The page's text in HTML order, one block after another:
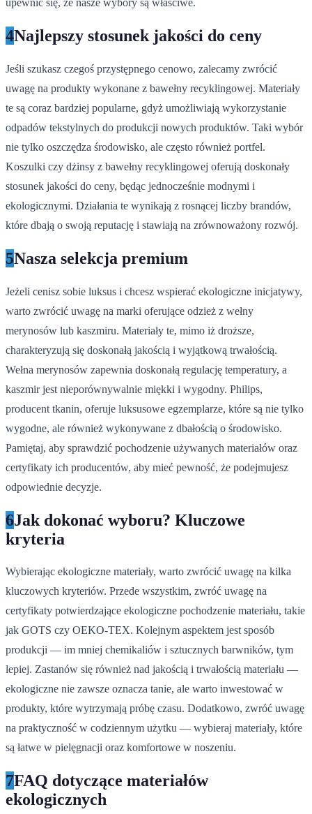
upewnić się, że nasze wybory są właściwe.
4Najlepszy stosunek jakości do ceny
Jeśli szukasz czegoś przystępnego cenowo, zalecamy zwrócić
uwagę na produkty wykonane z bawełny recyklingowej. Materiały
te są coraz bardziej popularne, gdyż umożliwiają wykorzystanie
odpadów tekstylnych do produkcji nowych produktów. Taki wybór
nie tylko oszczędza środowisko, ale często również portfel.
Koszulki czy dżinsy z bawełny recyklingowej oferują doskonały
stosunek jakości do ceny, będąc jednocześnie modnymi i
ekologicznymi. Działania te wynikają z rosnącej liczby brandów,
które dbają o swoją reputację i stawiają na zrównoważony rozwój.
5Nasza selekcja premium
Jeżeli cenisz sobie luksus i chcesz wspierać ekologiczne inicjatywy,
warto zwrócić uwagę na marki oferujące odzież z wełny
merynosów lub kaszmiru. Materiały te, mimo iż droższe,
charakteryzują się doskonałą jakością i wyjątkową trwałością.
Wełna merynosów zapewnia doskonałą regulację temperatury, a
kaszmir jest nieporównywalnie miękki i wygodny. Philips,
producent tkanin, oferuje luksusowe egzemplarze, które są nie tylko
wygodne, ale również wykonywane z dbałością o środowisko.
Pamiętaj, aby sprawdzić pochodzenie używanych materiałów oraz
certyfikaty ich producentów, aby mieć pewność, że podejmujesz
odpowiednie decyzje.
6Jak dokonać wyboru? Kluczowe
kryteria
Wybierając ekologiczne materiały, warto zwrócić uwagę na kilka
kluczowych kryteriów. Przede wszystkim, zwróć uwagę na
certyfikaty potwierdzające ekologiczne pochodzenie materiału, takie
jak GOTS czy OEKO-TEX. Kolejnym aspektem jest sposób
produkcji — im mniej chemikaliów i sztucznych barwników, tym
lepiej. Zastanów się również nad jakością i trwałością materiału —
ekologiczne nie zawsze oznacza tanie, ale warto inwestować w
produkty, które wytrzymają próbę czasu. Dodatkowo, zwróć uwagę
na praktyczność w codziennym użytku — wybieraj materiały, które
są łatwe w pielęgnacji oraz komfortowe w noszeniu.
7FAQ dotyczące materiałów
ekologicznych